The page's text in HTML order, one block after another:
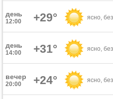
день
12:00 +29° ясно,
день
14:00 +31° ясно,
вечер
20:00 +24° ясно,